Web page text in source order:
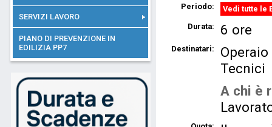
SERVIZI LAVORO
PIANO DI PREVENZIONE IN
EDILIZIA PP7
Periodo:
Vedi tutte le
Durata:
6 ore
Destinatari:
Operaio
Tecnici
A chi è